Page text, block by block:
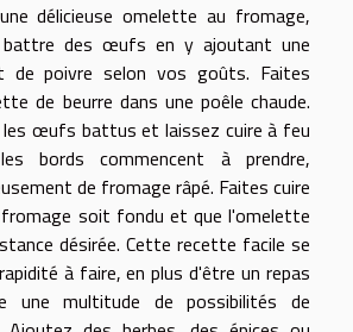
délicieuse omelette au fromage,
battre des œufs en y ajoutant une
de poivre selon vos goûts. Faites
de beurre dans une poêle chaude.
les œufs battus et laissez cuire à feu
bords commencent à prendre,
de fromage râpé. Faites cuire
fromage soit fondu et que l'omelette
désirée. Cette recette facile se
à faire, en plus d'être un repas
une multitude de possibilités de